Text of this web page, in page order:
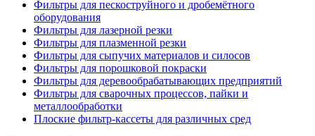
Фильтры для пескоструйного и дробемётного
оборудования
Фильтры для лазерной резки
Фильтры для плазменной резки
Фильтры для сыпучих материалов и силосов
Фильтры для порошковой покраски
Фильтры для деревообрабатывающих предприятий
Фильтры для сварочных процессов, пайки и
металлообработки
Плоские фильтр-кассеты для различных сред